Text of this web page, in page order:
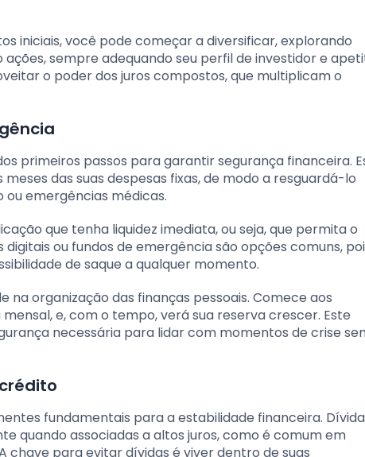
iniciais, você pode começar a diversificar, explorando
sempre adequando seu perfil de investidor e
o poder dos juros compostos, que multiplicam o
primeiros passos para garantir segurança financeira.
das suas despesas fixas, de modo a resguardá-lo
emergências médicas.
que tenha liquidez imediata, ou seja, que permita o
ou fundos de emergência são opções comuns,
de saque a qualquer momento.
organização das finanças pessoais. Comece aos
e, com o tempo, verá sua reserva crescer. Este
necessária para lidar com momentos de crise
fundamentais para a estabilidade financeira.
quando associadas a altos juros, como é comum em
para evitar dívidas é viver dentro de suas